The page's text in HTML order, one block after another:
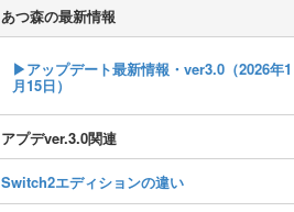
あつ森の最新情報
▶︎アップデート最新情報・ver3.0（2026年1
月15日）
アプデver.3.0関連
Switch2エディションの違い